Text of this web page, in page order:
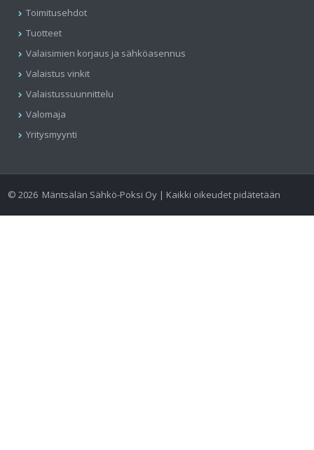
Toimitusehdot
Tuotteet
Valaisimien korjaus ja sähköasennus
Valaistus vinkit
Valaistussuunnittelu
Valomaja
Yritysmyynti
©2026 Mäntsälän Sähkö-Poksi Oy | Kaikki oikeudet pidätetään